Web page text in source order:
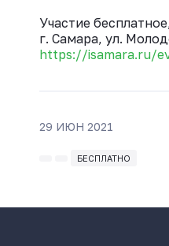
Участие
г. Самара, ул.
https://isamara.ru/
29 ИЮН 2021
БЕСПЛАТНО